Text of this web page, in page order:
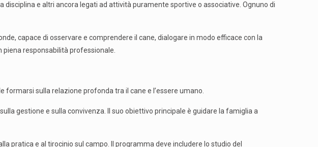
e altri ancora legati ad attività puramente sportive o associative. Ognuno di
capace di osservare e comprendere il cane, dialogare in modo efficace con la
responsabilità professionale.
sulla relazione profonda tra il cane e l’essere umano.
gestione e sulla convivenza. Il suo obiettivo principale è guidare la famiglia a
pratica e al tirocinio sul campo. Il programma deve includere lo studio del